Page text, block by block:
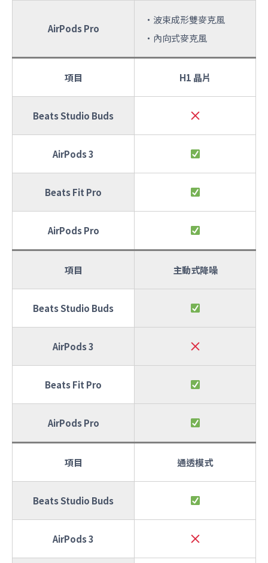
AirPods Pro
・波束成形雙麥克風
・內向式麥克風
項目 H1 晶片
Beats Studio Buds
AirPods 3
Beats Fit Pro
AirPods Pro
項目 主動式降噪
Beats Studio Buds
AirPods 3
Beats Fit Pro
AirPods Pro
項目 通透模式
Beats Studio Buds
AirPods 3